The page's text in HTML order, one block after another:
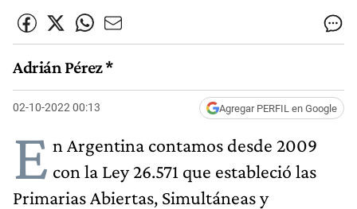
Adrián Pérez *
02-10-2022 00:13 Agregar PERFIL en Google
E n Argentina contamos desde 2009
con la Ley 26.571 que estableció las
Primarias Abiertas, Simultáneas y